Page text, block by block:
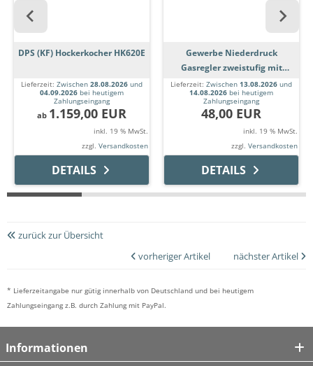
DPS (KF) Hockerkocher HK620E
Lieferzeit: Zwischen 28.08.2026 und
04.09.2026 bei heutigem
Zahlungseingang
ab 1.159,00 EUR
inkl. 19 % MwSt.
zzgl. Versandkosten
DETAILS
Gewerbe Niederdruck
Gasregler zweistufig mit
Manometer 50 mbar
Lieferzeit: Zwischen 13.08.2026 und
14.08.2026 bei heutigem
Zahlungseingang
48,00 EUR
inkl. 19 % MwSt.
zzgl. Versandkosten
DETAILS
zurück zur Übersicht
vorheriger Artikel
nächster Artikel
* Lieferzeitangabe nur gütig innerhalb von Deutschland und bei heutigem
Zahlungseingang z.B. durch Zahlung mit PayPal.
Informationen